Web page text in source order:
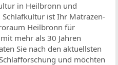
in Heilbronn und
ist Ihr Matrazen-
Heilbronn für
mehr als 30 Jahren
Sie nach den aktuellsten
und möchten